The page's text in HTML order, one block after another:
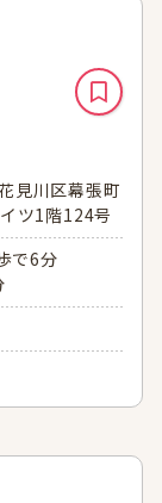
見川区幕張町
ツ1階124号
で6分